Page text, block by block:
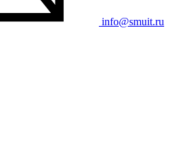
info@smuit.ru